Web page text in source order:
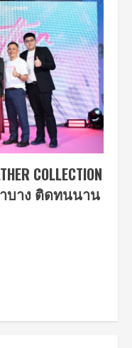
COLLECTION
บาง ติดทนนาน